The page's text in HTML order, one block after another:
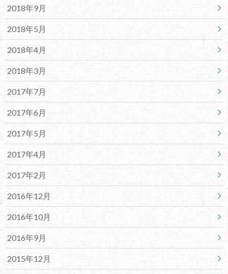
2018年9月
2018年5月
2018年4月
2018年3月
2017年7月
2017年6月
2017年5月
2017年4月
2017年2月
2016年12月
2016年10月
2016年9月
2015年12月